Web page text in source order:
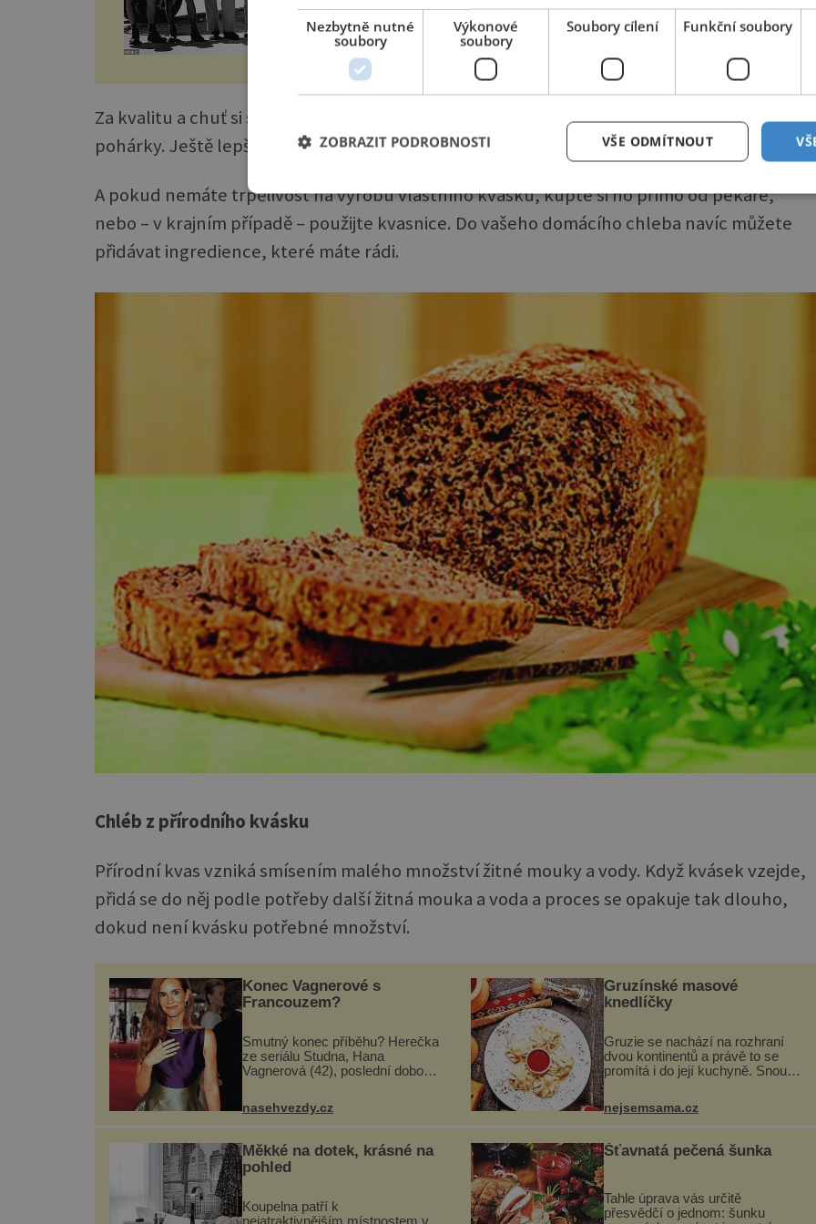
Zajímavé články najdete také na historyplus.cz
Za kvalitu a chuť si sice připlatíte, ale uděláte něco pro zdraví a potěšíte svoje chuťové
pohárky. Ještě lepší variantou je upéct si vlastní kváskový chleba doma.
A pokud nemáte trpělivost na výrobu vlastního kvásku, kupte si ho přímo od pekaře,
nebo – v krajním případě – použijte kvasnice. Do vašeho domácího chleba navíc můžete
přidávat ingredience, které máte rádi.
Chléb z přírodního kvásku
Přírodní kvas vzniká smísením malého množství žitné mouky a vody. Když kvásek vzejde,
přidá se do něj podle potřeby další žitná mouka a voda a proces se opakuje tak dlouho,
dokud není kvásku potřebné množství.
Konec Vagnerové s
Francouzem?
Smutný konec příběhu? Herečka
ze seriálu Studna, Hana
Vagnerová (42), poslední dobou
časy její anorexie jsou už dávno
pryč a opět se pyšnila ženskými
křivkami, najednou s...
nasehvezdy.cz
Gruzínské masové
knedlíčky
Gruzie se nachází na rozhraní
dvou kontinentů a právě to se
promítá i do její kuchyně. Snoubí
a díky tomu vznikají rozmanité a
chuťově bohaté pokrmy, které
rozhodně st...
nejsemsama.cz
Měkké na dotek, krásné na
pohled
Koupelna patří k
nejatraktivnějším místnostem v
Šťavnatá pečená šunka
Tahle úprava vás určitě
přesvědčí o jednom: šunku
Nezbytně nutné
soubory
Výkonové
soubory
Soubory cílení Funkční soubory
VŠE ODMÍTNOUT
ZOBRAZIT PODROBNOSTI